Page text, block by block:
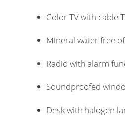
Color TV with cable
Mineral water free
Radio with alarm
Soundproofed
Desk with halogen